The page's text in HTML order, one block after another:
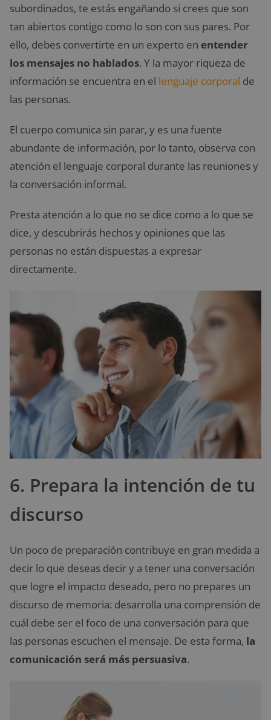
subordinados, te estás engañando si crees que son
tan abiertos contigo como lo son con sus pares. Por
ello, debes convertirte en un experto en entender
los mensajes no hablados. Y la mayor riqueza de
información se encuentra en el lenguaje corporal de
las personas.
El cuerpo comunica sin parar, y es una fuente
abundante de información, por lo tanto, observa con
atención el lenguaje corporal durante las reuniones y
la conversación informal.
Presta atención a lo que no se dice como a lo que se
dice, y descubrirás hechos y opiniones que las
personas no están dispuestas a expresar
directamente.
6. Prepara la intención de tu
discurso
Un poco de preparación contribuye en gran medida a
decir lo que deseas decir y a tener una conversación
que logre el impacto deseado, pero no prepares un
discurso de memoria: desarrolla una comprensión de
cuál debe ser el foco de una conversación para que
las personas escuchen el mensaje. De esta forma, la
comunicación será más persuasiva.